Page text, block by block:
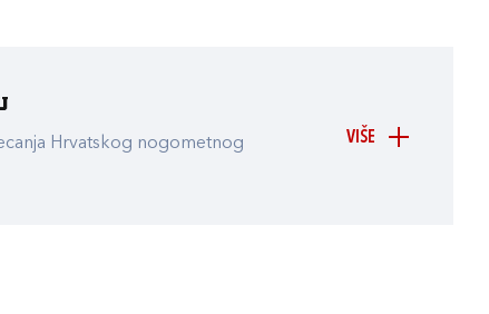
VIŠE
Hrvatskog nogometnog